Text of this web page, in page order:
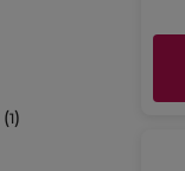
(1)